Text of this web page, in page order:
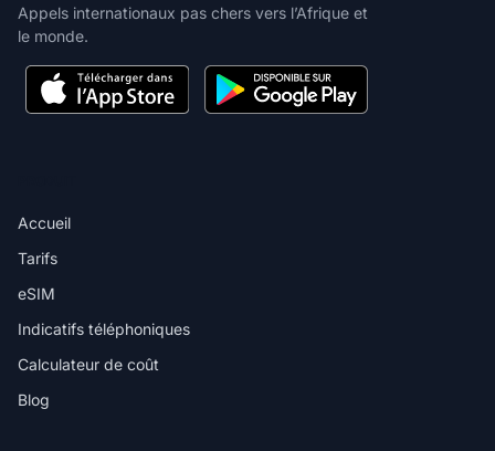
Appels internationaux pas chers vers l’Afrique et
le monde.
Accueil
Tarifs
eSIM
Indicatifs téléphoniques
Calculateur de coût
Blog